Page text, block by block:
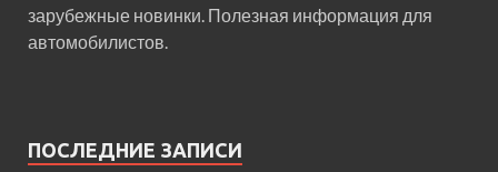
зарубежные новинки. Полезная информация для
автомобилистов.
ПОСЛЕДНИЕ ЗАПИСИ